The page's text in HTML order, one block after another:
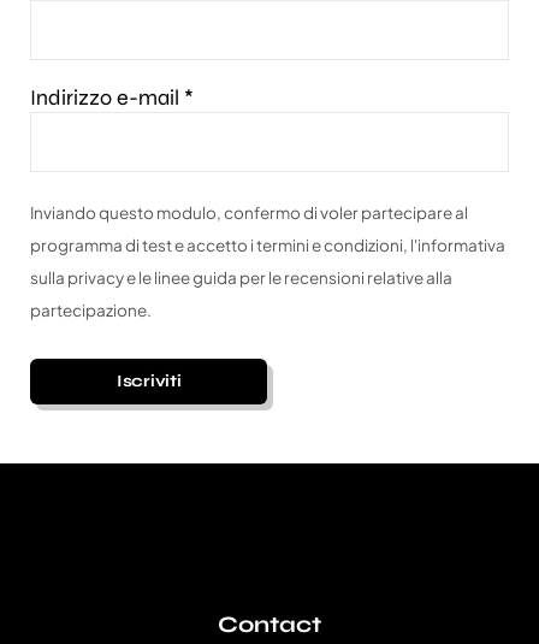
Indirizzo e-mail *
Inviando questo modulo, confermo di voler partecipare al
programma di test e accetto i termini e condizioni, l'informativa
sulla privacy e le linee guida per le recensioni relative alla
partecipazione.
A
Contact